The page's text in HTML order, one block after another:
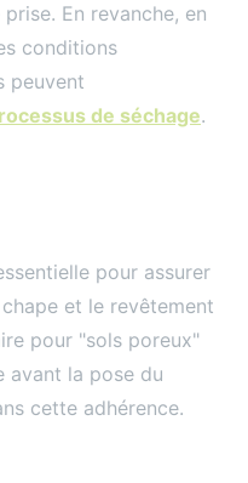
En revanche, en
conditions
peuvent
de séchage.
pour assurer
et le revêtement
pour "sols poreux"
avant la pose du
cette adhérence.